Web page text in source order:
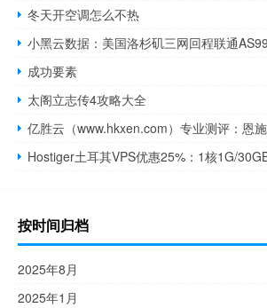
冬天开空调怎么不热
成功要素
太阁立志传4攻略大全
按时间归档
2025年8月
2025年1月